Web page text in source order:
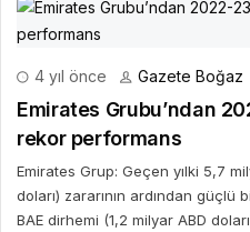
4 yıl önce Gazete Boğaz
Emirates Grubu’ndan
rekor performans
Emirates Grup: Geçen yılki 5,7
doları) zararının ardından
BAE dirhemi (1,2 milyar ABD